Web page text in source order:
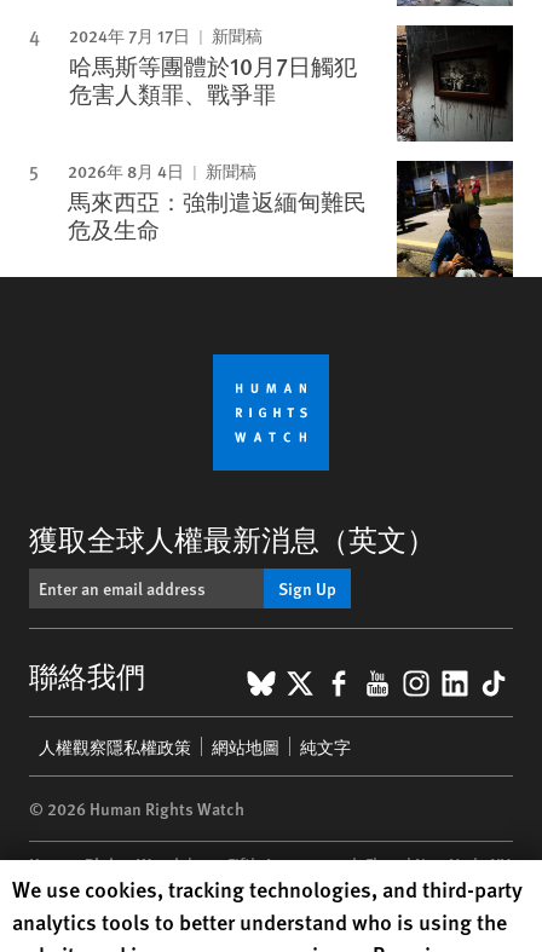
2024年 7月 17日 新聞稿
哈馬斯等團體於10月7日觸犯
危害人類罪、戰爭罪
2026年 8月 4日 新聞稿
馬來西亞：強制遣返緬甸難民
危及生命
獲取全球人權最新消息（英文）
Sign Up
聯絡我們 BlueSky
X Facebook
YouTube
menu
人權觀察隱私權政策 網站地圖 純文字
© 2026 Human Rights Watch
Human Rights Watch| 350 Fifth Avenue, 34th Floor | New York,NY
10118-3299USA|t 1.212.290.4700
Human Rights Watchis a 501(C)(3) nonprofit registered in the US
Human Rights Watch cookie preferences
We use cookies, tracking technologies, and third-party
analytics tools to better understand who is using the